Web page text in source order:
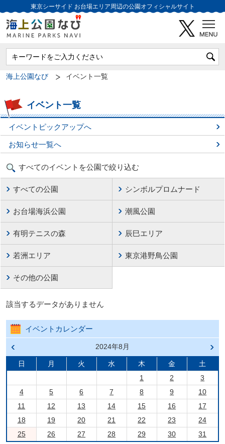
東京シーサイド お台場エリア周辺の公園オフィシャルサイト
海上公園なび イベント一覧
イベント一覧
イベントピックアップへ
お知らせ一覧へ
すべてのイベントを公園で絞り込む
すべての公園 シンボルプロムナード
お台場海浜公園 潮風公園
有明テニスの森 辰巳エリア
若洲エリア 東京港野鳥公園
その他の公園
該当するデータがありません
イベントカレンダー
前の
戻る
2024年8月
次の
進む
日 月 火 水 木 金
土
1
2
3
4
5 6 7 8 9
10
11
12 13 14 15 16
17
18
19 20 21 22 23
24
25
26 27 28 29 30 31